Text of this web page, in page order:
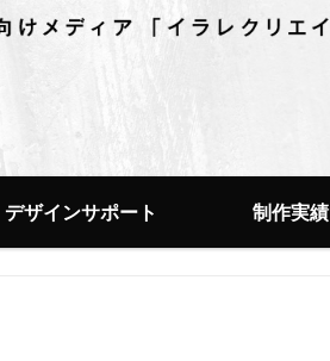
デザインサポート 制作実績